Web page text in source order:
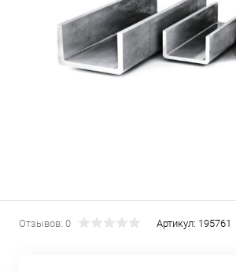
Отзывов: 0 Артикул: 195761